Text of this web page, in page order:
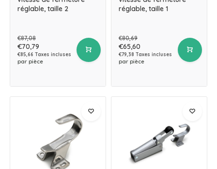
réglable, taille 2
€87,08
€70,79
€85,66 Taxes incluses
par pièce
réglable, taille 1
€80,69
€65,60
€79,38 Taxes incluses
par pièce